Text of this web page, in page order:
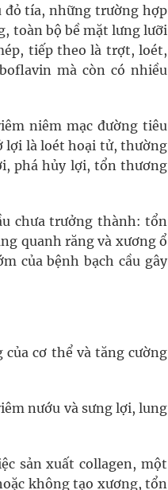
đỏ tía, những trường hợp
toàn bộ bề mặt lưng lưỡi
tiếp theo là trợt, loét,
mà còn có nhiều
niêm mạc đường tiêu
lợi là loét hoại tử, thường
phá hủy lợi, tổn thương
chưa trưởng thành: tổn
quanh răng và xương ổ
của bệnh bạch cầu gây
cơ thể và tăng cường
nướu và sưng lợi, lung
sản xuất collagen, một
không tạo xương, tổn